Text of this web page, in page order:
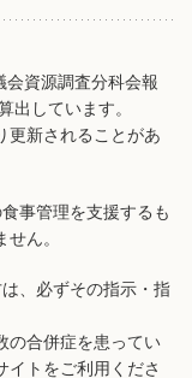
資源調査分科会報
しています。
更新されることがあ
事管理を支援するも
ん。
、必ずその指示・指
の合併症を患ってい
イトをご利用くださ